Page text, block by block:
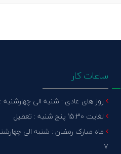
ساعات کار
روز های عادی : شنبه الی چهارشنبه : 30: 7
لغایت 15:30 پنج شنبه : تعطیل
7